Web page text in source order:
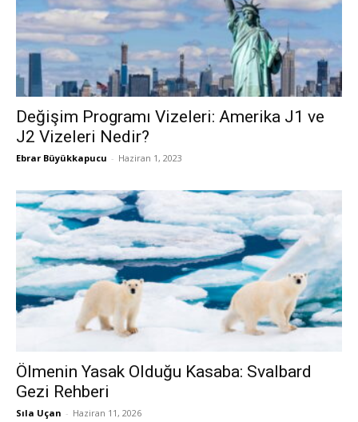
Değişim Programı Vizeleri: Amerika J1 ve
J2 Vizeleri Nedir?
Ebrar Büyükkapucu - Haziran 1, 2023
Ölmenin Yasak Olduğu Kasaba: Svalbard
Gezi Rehberi
Sıla Uçan - Haziran 11, 2026